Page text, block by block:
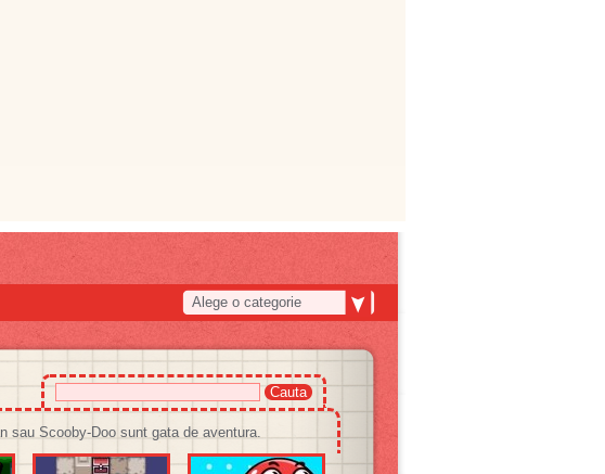
Alege o categorie
sau Scooby-Doo sunt gata de aventura.